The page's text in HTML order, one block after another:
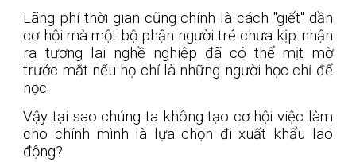
Lãng phí thời gian cũng chính là cách "giết" dần
cơ hội mà một bộ phận người trẻ chưa kịp nhận
ra tương lai nghề nghiệp đã có thể mịt mờ
trước mắt nếu họ chỉ là những người học chỉ để
học.
Vậy tại sao chúng ta không tạo cơ hội việc làm
cho chính mình là lựa chọn đi xuất khẩu lao
động?